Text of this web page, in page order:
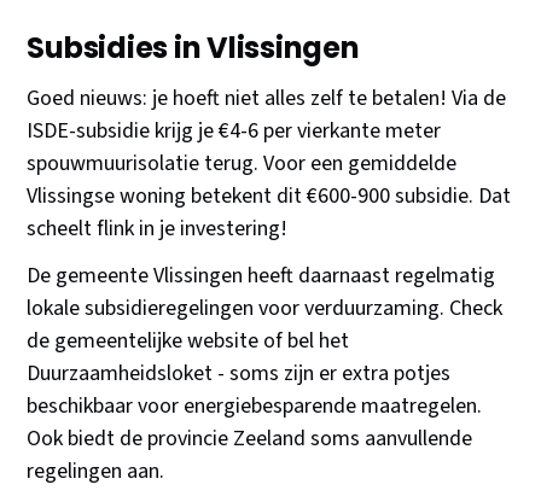
Subsidies in Vlissingen
Goed nieuws: je hoeft niet alles zelf te betalen! Via de
ISDE-subsidie krijg je €4-6 per vierkante meter
spouwmuurisolatie terug. Voor een gemiddelde
Vlissingse woning betekent dit €600-900 subsidie. Dat
scheelt flink in je investering!
De gemeente Vlissingen heeft daarnaast regelmatig
lokale subsidieregelingen voor verduurzaming. Check
de gemeentelijke website of bel het
Duurzaamheidsloket - soms zijn er extra potjes
beschikbaar voor energiebesparende maatregelen.
Ook biedt de provincie Zeeland soms aanvullende
regelingen aan.